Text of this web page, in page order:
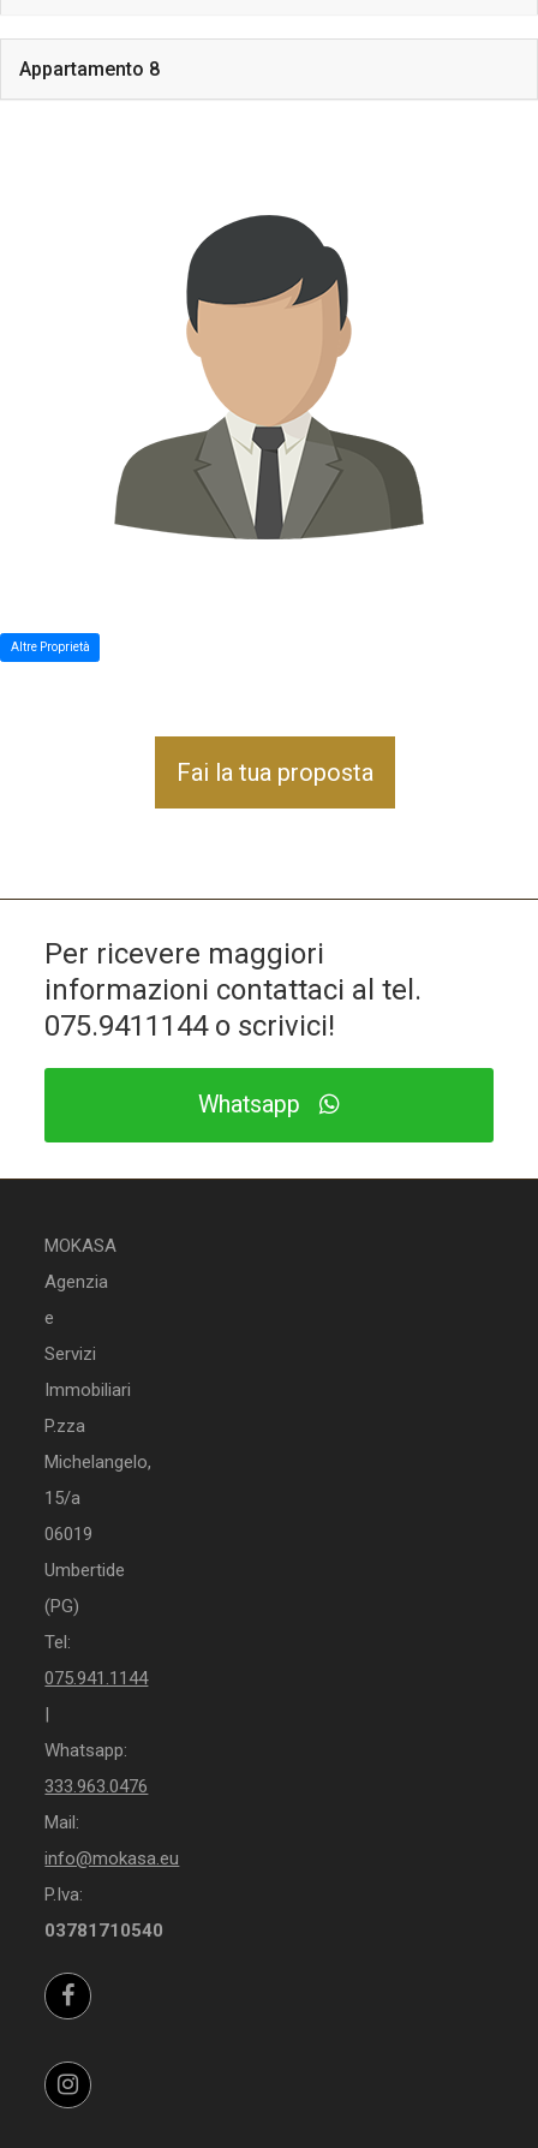
Appartamento 8
Altre Proprietà
Fai la tua proposta
Per ricevere maggiori
informazioni contattaci al tel.
075.9411144o scrivici!
Whatsapp
MOKASA
Agenzia
e
Servizi
Immobiliari
P.zza
Michelangelo,
15/a
06019
Umbertide
(PG)
Tel:
075.941.1144
|
Whatsapp:
333.963.0476
Mail:
info@mokasa.eu
P.Iva:
03781710540
Facebook
Instagram